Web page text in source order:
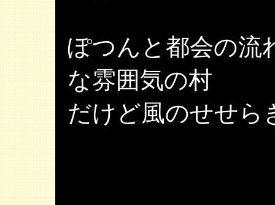
ぽつんと都会の流
な雰囲気の村
だけど風のせせら